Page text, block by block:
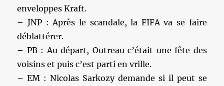
enveloppes Kraft.
– JNP : Après le scandale, la FIFA va se faire
déblattérer.
– PB : Au départ, Outreau c’était une fête des
voisins et puis c’est parti en vrille.
– EM : Nicolas Sarkozy demande si il peut se